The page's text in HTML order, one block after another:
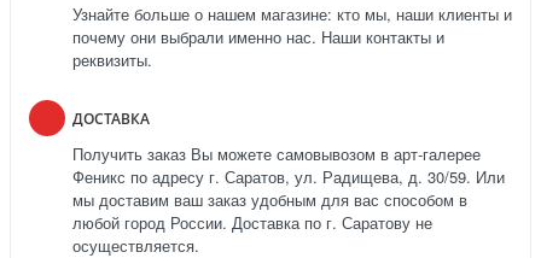
Узнайте больше о нашем магазине: кто мы, наши клиенты и
почему они выбрали именно нас. Наши контакты и
реквизиты.
ДОСТАВКА
Получить заказ Вы можете самовывозом в арт-галерее
Феникс по адресу г. Саратов, ул. Радищева, д. 30/59. Или
мы доставим ваш заказ удобным для вас способом в
любой город России. Доставка по г. Саратову не
осуществляется.